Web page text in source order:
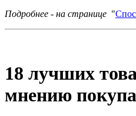
Подробнее - на странице "
18 лучших
мнению